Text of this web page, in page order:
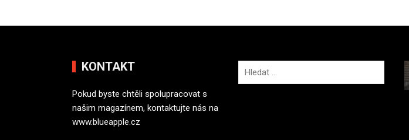
KONTAKT
Pokud byste chtěli spolupracovat s
našim magazínem, kontaktujte nás na
www.blueapple.cz